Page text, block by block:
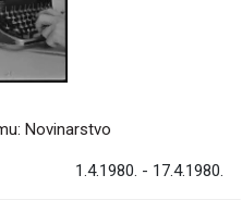
Novinarstvo
1.4.1980. - 17.4.1980.